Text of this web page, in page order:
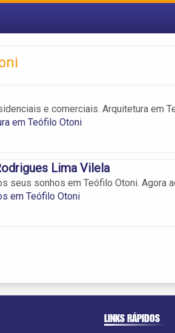
e comerciais. Arquitetura em
em Teófilo Otoni
Lima Vilela
seus sonhos em Teófilo Otoni. Agora
em Teófilo Otoni
LINKS RÁPIDOS